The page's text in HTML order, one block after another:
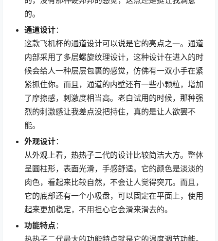
的。
通道设计：
这款飞机杯的通道设计可以说是它的亮点之一。通道
内部采用了多层螺旋纹理设计，这种设计在进入的时
候会给人一种层层包裹的感觉，仿佛有一双小手在紧
紧抓住你。而且，通道的内壁还有一些小颗粒，增加
了摩擦感，刺激度相当高。老白试用的时候，那种强
烈的刺激感让我差点没把持住，真的是让人欲罢不
能。
外观设计：
从外观上看，热热子二代的设计比较简洁大方。整体
呈圆柱形，表面光滑，手感舒适。它的颜色是淡淡的
肉色，看起来比较自然，不会让人觉得突兀。而且，
它的底部还有一个小吸盘，可以固定在平面上，使用
起来更加稳定，不用担心它会滑来滑去的。
功能特点 ：
热热子二代最大的功能特点就是它的温度调节功能。